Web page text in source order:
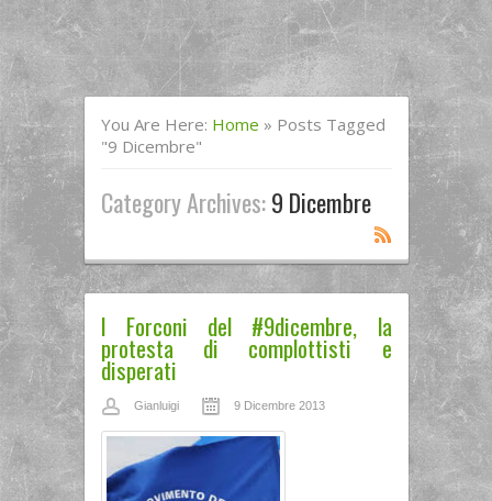
You Are Here: Home » Posts Tagged
"9 Dicembre"
Category Archives:9 Dicembre
I Forconi del #9dicembre, la
protesta di complottisti e
disperati
Gianluigi 9 Dicembre 2013